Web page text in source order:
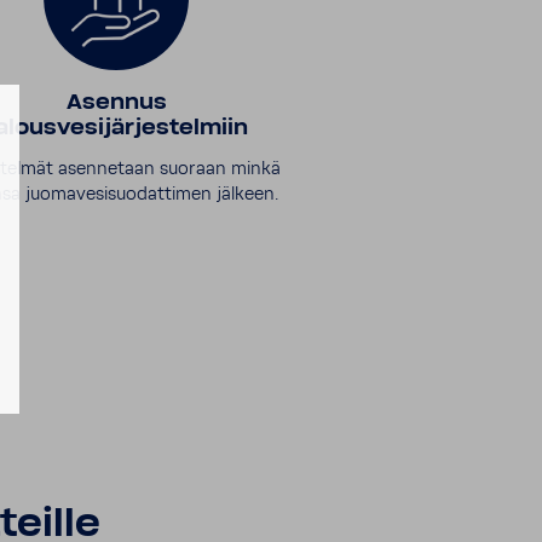
Asennus
asennetaan suoraan minkä
juomavesisuodattimen jälkeen.